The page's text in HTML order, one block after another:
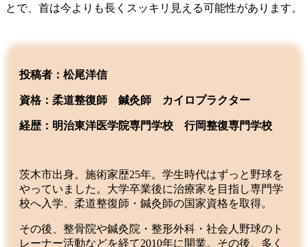
とで、首は今よりも長くスッキリ見える可能性があります。
投稿者：松尾洋信
資格：柔道整復師 鍼灸師 カイロプラクター
経歴：明治東洋医学院専門学校 行岡整復専門学校
茨木市出身。施術家歴25年。学生時代はずっと野球を
やっていました。大学卒業後に治療家を目指し専門学
校へ入学、柔道整復師・鍼灸師の国家資格を取得。
その後、整骨院や鍼灸院・整形外科・社会人野球のト
レーナー活動などを経て2010年に開業。その後、多く